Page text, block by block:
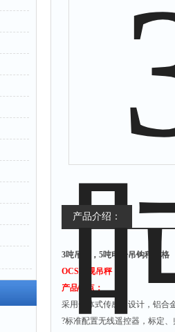
产品介绍：
3吨吊秤，5吨电子吊钩秤价格
OCS 直视吊秤
产品特点：
采用一体式传感器设计，铝合
?标准配置无线遥控器，标定